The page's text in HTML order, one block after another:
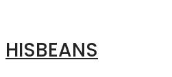
HISBEANS